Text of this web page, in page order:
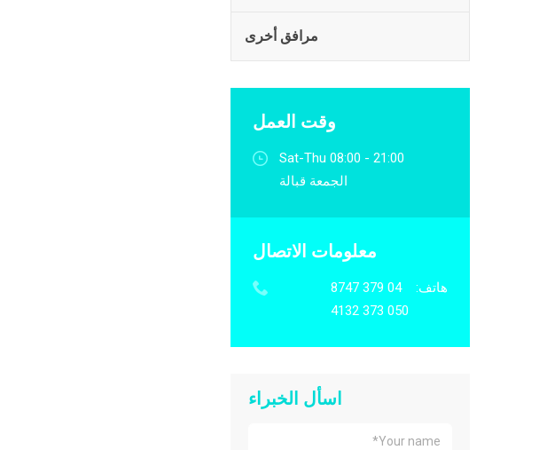
مرافق أخرى
وقت العمل
Sat-Thu 08:00 - 21:00
الجمعة قبالة
معلومات الاتصال
هاتف:
04 379 8747
050 373 4132
اسأل الخبراء